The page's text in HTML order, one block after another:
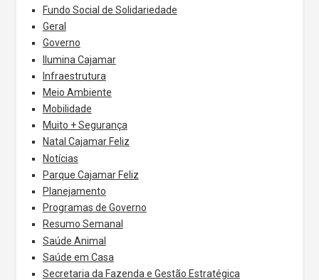
Fundo Social de Solidariedade
Geral
Governo
Ilumina Cajamar
Infraestrutura
Meio Ambiente
Mobilidade
Muito + Segurança
Natal Cajamar Feliz
Notícias
Parque Cajamar Feliz
Planejamento
Programas de Governo
Resumo Semanal
Saúde Animal
Saúde em Casa
Secretaria da Fazenda e Gestão Estratégica